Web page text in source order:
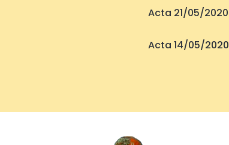
Acta 21/05/2020
Acta 14/05/2020